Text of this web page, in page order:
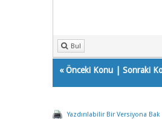
Bul
«Önceki Konu Sonraki
Yazdırılabilir Bir Versiyona Bak